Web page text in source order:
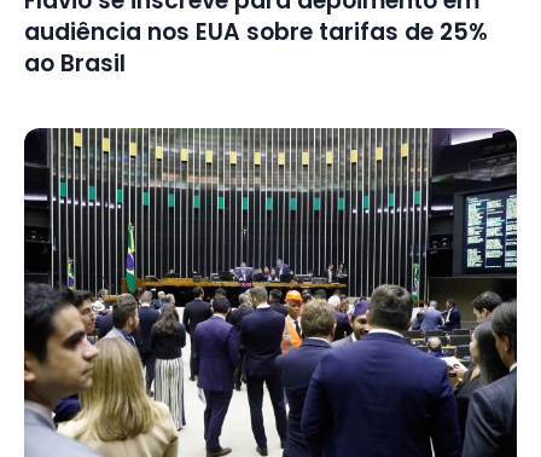
audiência nos EUA sobre tarifas de 25%
ao Brasil